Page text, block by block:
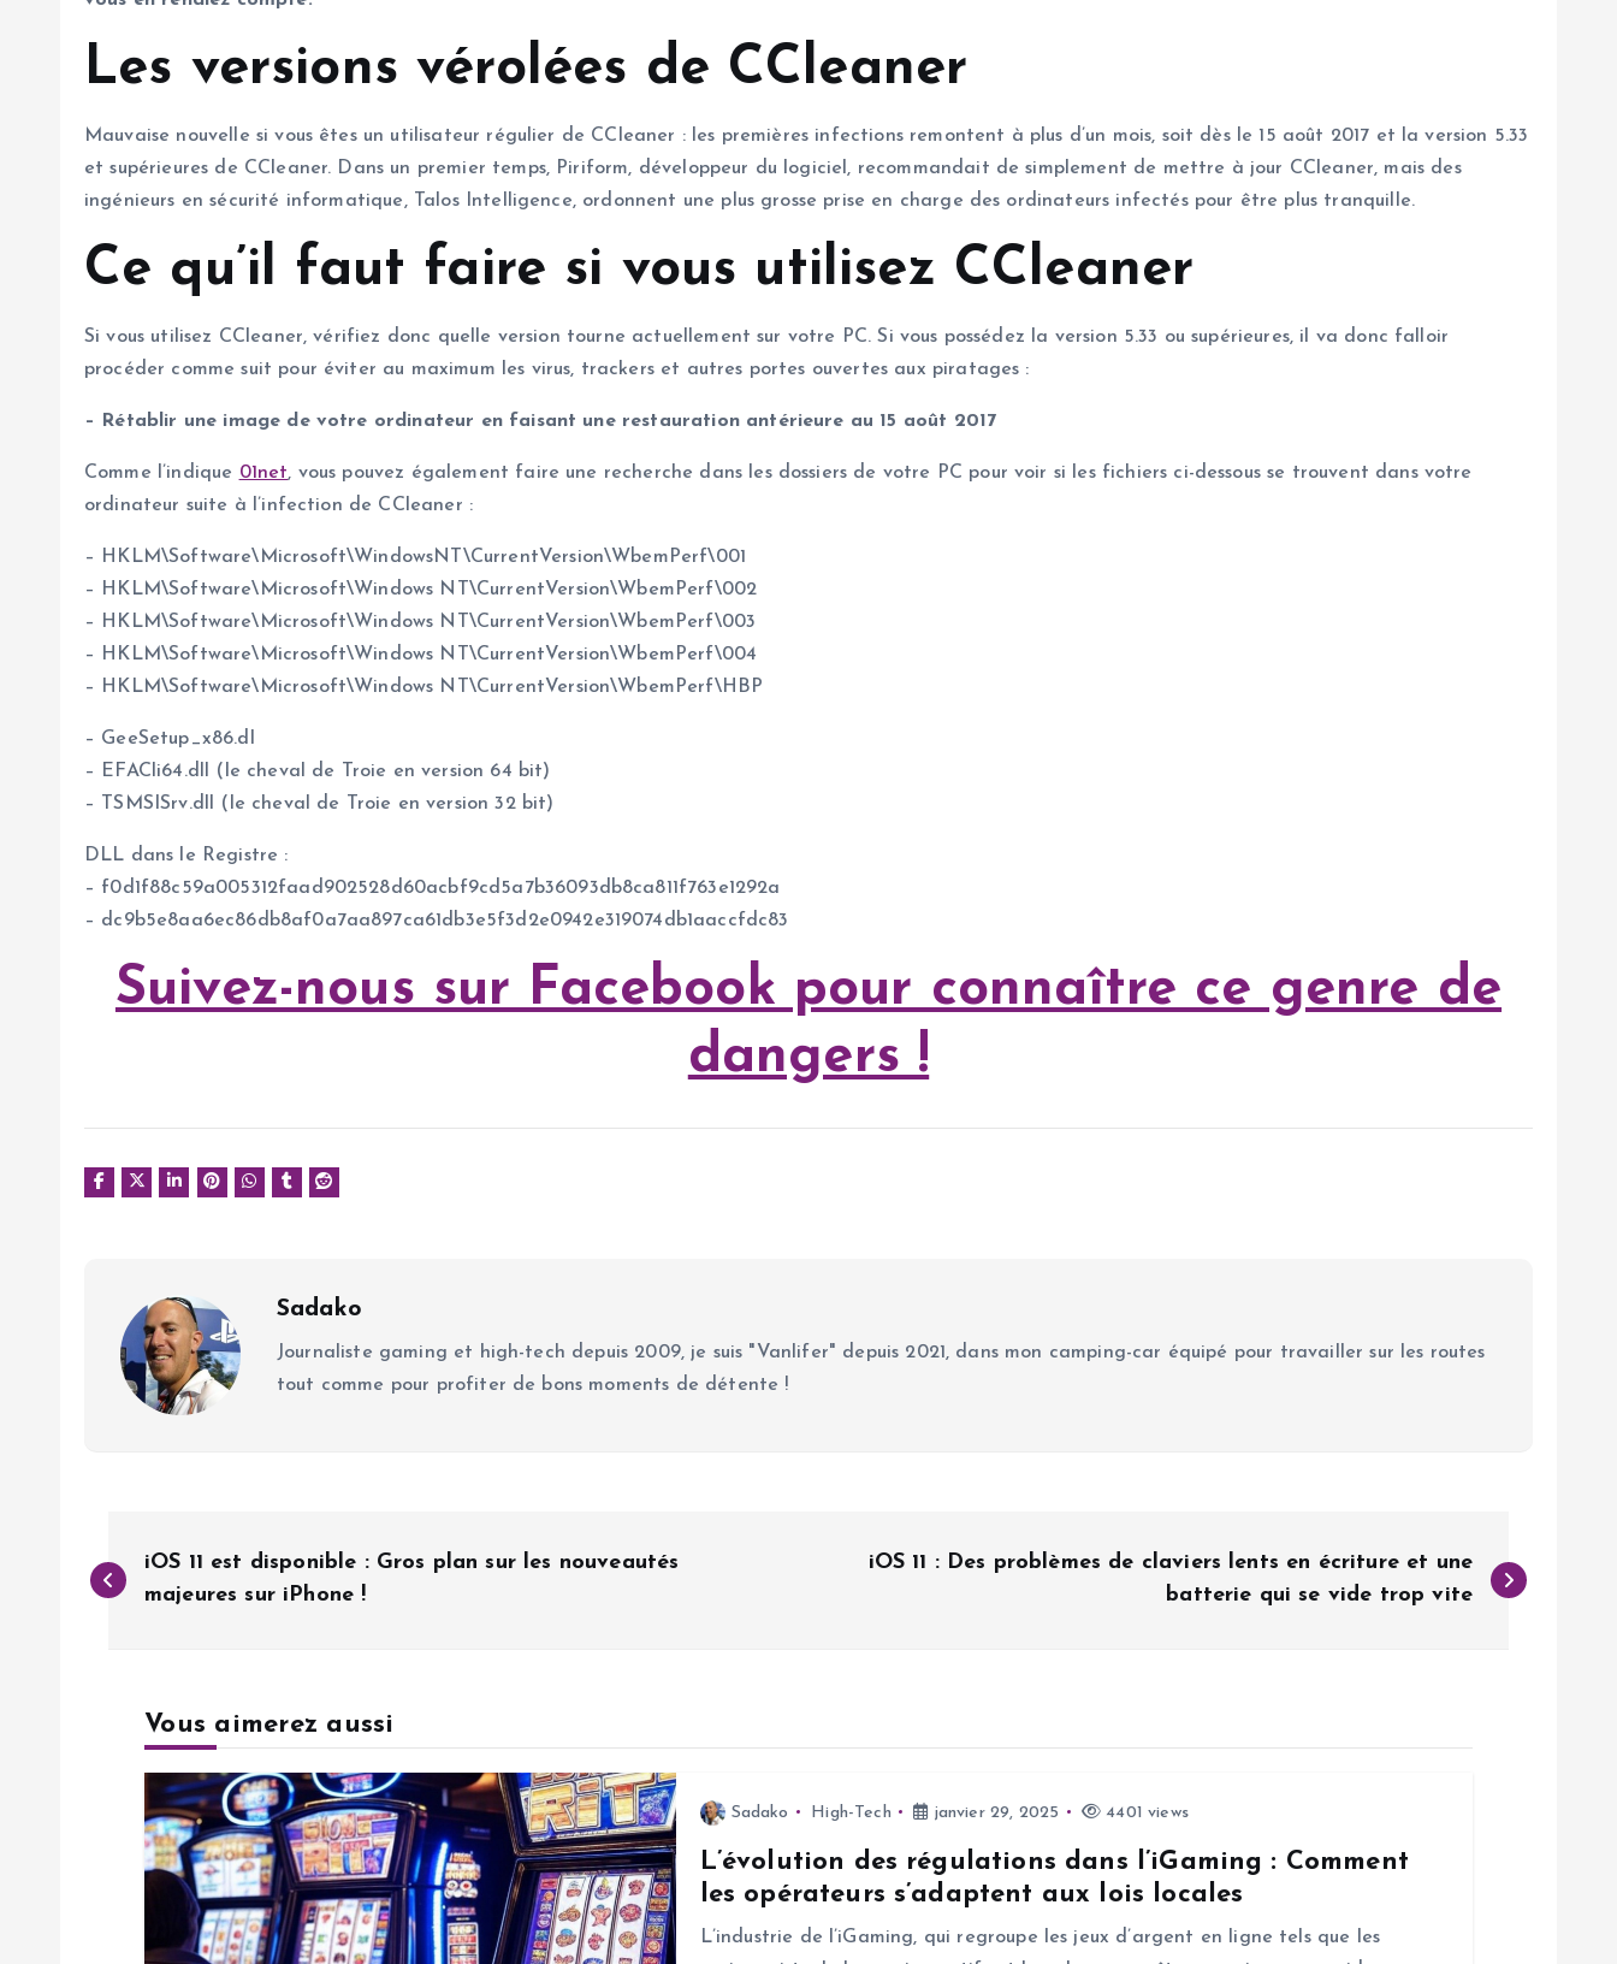
Les versions vérolées de CCleaner
Mauvaise nouvelle si vous êtes un utilisateur régulier de CCleaner : les premières infections remontent à plus d’un mois, soit dès le 15 août 2017 et la version 5.33
et supérieures de CCleaner. Dans un premier temps, Piriform, développeur du logiciel, recommandait de simplement de mettre à jour CCleaner, mais des
ingénieurs en sécurité informatique, Talos Intelligence, ordonnent une plus grosse prise en charge des ordinateurs infectés pour être plus tranquille.
Ce qu’il faut faire si vous utilisez CCleaner
Si vous utilisez CCleaner, vérifiez donc quelle version tourne actuellement sur votre PC. Si vous possédez la version 5.33 ou supérieures, il va donc falloir
procéder comme suit pour éviter au maximum les virus, trackers et autres portes ouvertes aux piratages :
– Rétablir une image de votre ordinateur en faisant une restauration antérieure au 15 août 2017
Comme l’indique 01net, vous pouvez également faire une recherche dans les dossiers de votre PC pour voir si les fichiers ci-dessous se trouvent dans votre
ordinateur suite à l’infection de CCleaner :
– HKLM\Software\Microsoft\WindowsNT\CurrentVersion\WbemPerf\001
– HKLM\Software\Microsoft\Windows NT\CurrentVersion\WbemPerf\002
– HKLM\Software\Microsoft\Windows NT\CurrentVersion\WbemPerf\003
– HKLM\Software\Microsoft\Windows NT\CurrentVersion\WbemPerf\004
– HKLM\Software\Microsoft\Windows NT\CurrentVersion\WbemPerf\HBP
– GeeSetup_x86.dl
– EFACli64.dll (le cheval de Troie en version 64 bit)
– TSMSISrv.dll (le cheval de Troie en version 32 bit)
DLL dans le Registre :
– f0d1f88c59a005312faad902528d60acbf9cd5a7b36093db8ca811f763e1292a
– dc9b5e8aa6ec86db8af0a7aa897ca61db3e5f3d2e0942e319074db1aaccfdc83
Suivez-nous sur Facebook pour connaître ce genre de
dangers !
Sadako
Journaliste gaming et high-tech depuis 2009, je suis "Vanlifer" depuis 2021, dans mon camping-car équipé pour travailler sur les routes
tout comme pour profiter de bons moments de détente !
a
iOS 11 est disponible : Gros plan sur les nouveautés
majeures sur iPhone !
iOS 11 : Des problèmes de claviers lents en écriture et une
batterie qui se vide trop vite
Vous aimerez aussi
Sadako High-Tech janvier 29, 2025 4401 views
L’évolution des régulations dans l’iGaming : Comment
les opérateurs s’adaptent aux lois locales
L’industrie de l’iGaming, qui regroupe les jeux d’argent en ligne tels que les